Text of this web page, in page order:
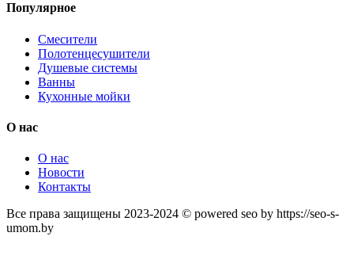
Популярное
Смесители
Полотенцесушители
Душевые системы
Ванны
Кухонные мойки
О нас
О нас
Новости
Контакты
Все права защищены 2023-2024 © powered seo by https://seo-s-
umom.by